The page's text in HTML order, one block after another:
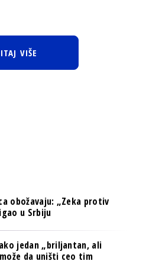
VIŠE
obožavaju: „Zeka protiv
u Srbiju
jedan „briljantan, ali
da uništi ceo tim